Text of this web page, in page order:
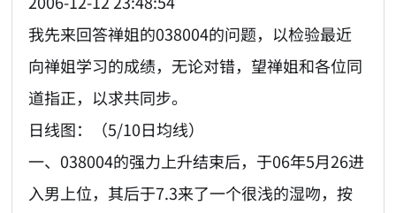
我先来回答禅姐的038004的问题，以检验最近
向禅姐学习的成绩，无论对错，望禅姐和各位同
道指正，以求共同步。
日线图：（5/10日均线）
一、038004的强力上升结束后，于06年5月26进
入男上位，其后于7.3来了一个很浅的湿吻，按